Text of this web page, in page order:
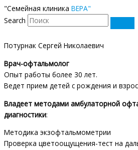
"Семейная клиника ВЕРА"
Search
Потурнак Сергей Николаевич
Врач-офтальмолог
Опыт работы более 30 лет.
Ведет прием детей с рождения и
Владеет методами амбулаторной
диагностики:
Методика экзофтальмометрии
Проверка цветоощущения-тест на